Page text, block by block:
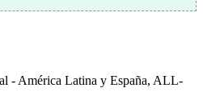
- América Latina y España, ALL-